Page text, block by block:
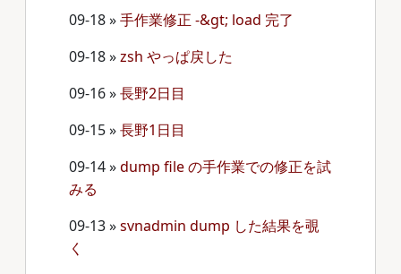
09-18»手作業修正 -&gt; load 完了
09-18»zsh やっぱ戻した
09-16»長野2日目
09-15»長野1日目
09-14»dump file の手作業での修正を試
みる
09-13»svnadmin dump した結果を覗
く